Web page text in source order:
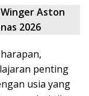
Aston
2026
penting
usia yang